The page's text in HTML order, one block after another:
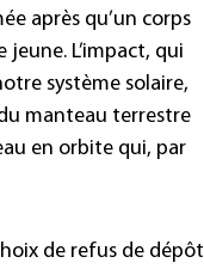
après qu’un corps
L’impact, qui
système solaire,
manteau terrestre
en orbite qui, par
de refus de dépôt